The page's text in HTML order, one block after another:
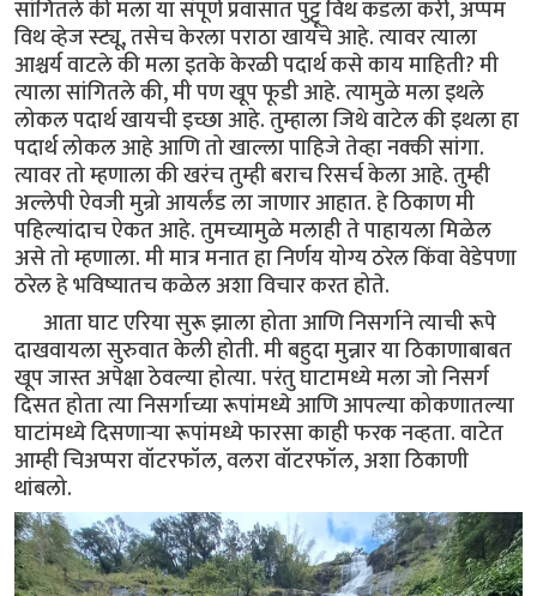
सांगितले की मला या संपूर्ण प्रवासात पुट्टू विथ कडला करी, अप्पम
विथ व्हेज स्ट्यू, तसेच केरला पराठा खायचे आहे. त्यावर त्याला
आश्चर्य वाटले की मला इतके केरळी पदार्थ कसे काय माहिती? मी
त्याला सांगितले की, मी पण खूप फूडी आहे. त्यामुळे मला इथले
लोकल पदार्थ खायची इच्छा आहे. तुम्हाला जिथे वाटेल की इथला हा
पदार्थ लोकल आहे आणि तो खाल्ला पाहिजे तेव्हा नक्की सांगा.
त्यावर तो म्हणाला की खरंच तुम्ही बराच रिसर्च केला आहे. तुम्ही
अल्लेपी ऐवजी मुन्रो आयर्लंड ला जाणार आहात. हे ठिकाण मी
पहिल्यांदाच ऐकत आहे. तुमच्यामुळे मलाही ते पाहायला मिळेल
असे तो म्हणाला. मी मात्र मनात हा निर्णय योग्य ठरेल किंवा वेडेपणा
ठरेल हे भविष्यातच कळेल अशा विचार करत होते.
आता घाट एरिया सुरू झाला होता आणि निसर्गाने त्याची रूपे
दाखवायला सुरुवात केली होती. मी बहुदा मुन्नार या ठिकाणाबाबत
खूप जास्त अपेक्षा ठेवल्या होत्या. परंतु घाटामध्ये मला जो निसर्ग
दिसत होता त्या निसर्गाच्या रूपांमध्ये आणि आपल्या कोकणातल्या
घाटांमध्ये दिसणाऱ्या रूपांमध्ये फारसा काही फरक नव्हता. वाटेत
आम्ही चिअप्परा वॉटरफॉल, वलरा वॉटरफॉल, अशा ठिकाणी
थांबलो.